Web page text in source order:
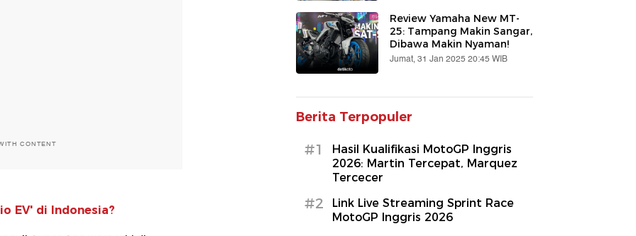
CONTENT
EV' di Indonesia?
Review Yamaha New MT-
25: Tampang Makin Sangar,
Dibawa Makin Nyaman!
Jumat, 31 Jan 2025 20:45 WIB
Berita Terpopuler
#1
Hasil Kualifikasi MotoGP Inggris
2026: Martin Tercepat, Marquez
Tercecer
#2
Link Live Streaming Sprint Race
MotoGP Inggris 2026